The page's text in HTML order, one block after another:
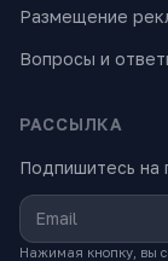
Размещение
Вопросы и
РАССЫЛКА
Подпишитесь на
Нажимая кнопку, вы